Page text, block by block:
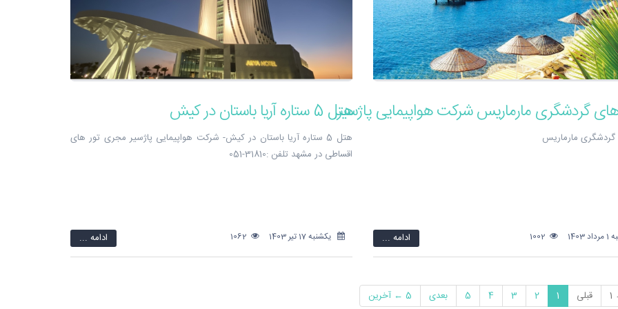
گردشگری مارماریس شرکت هواپیمایی پاژسیر
گردشگری مارماریس
ادامه ...
هتل 5 ستاره آریا باستان در کیش
هتل 5 ستاره آریا باستان در کیش- شرکت هواپیمایی پاژسیر مجری تور های
اقساطی در مشهد تلفن :31810-051
یکشنبه 17 تیر 1403 ادامه ...
قبلی 1
2
3
4
5 بعدی 5 ← آخرین